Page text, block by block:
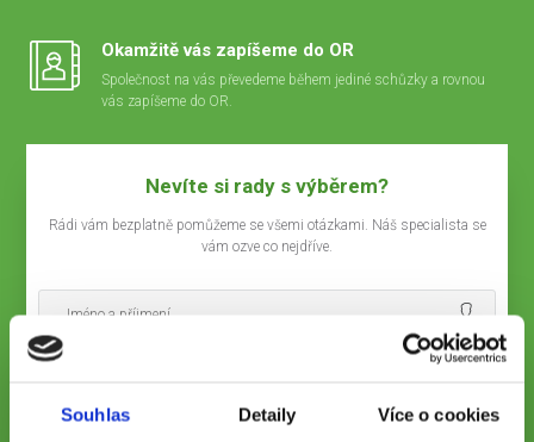
Souhlas Detaily Více o cookies
Okamžitě vás zapíšeme do OR
Společnost na vás převedeme během jediné schůzky a rovnou
vás zapíšeme do OR.
Nevíte si rady s výběrem?
Rádi vám bezplatně pomůžeme se všemi otázkami. Náš specialista se
vám ozve co nejdříve.